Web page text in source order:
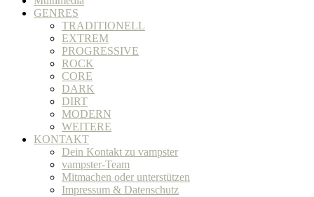
GENRES
TRADITIONELL
EXTREM
PROGRESSIVE
ROCK
CORE
DARK
DIRT
MODERN
WEITERE
KONTAKT
Dein Kontakt zu vampster
vampster-Team
Mitmachen oder unterstützen
Impressum & Datenschutz